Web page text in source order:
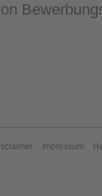
Impressum